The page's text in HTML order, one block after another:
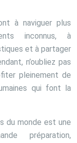
à naviguer plus
inconnus, à
et à partager
n’oubliez pas
pleinement de
qui font la
du monde est une
préparation,